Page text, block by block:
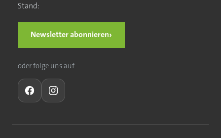
Stand:
Newsletter abonnieren›
oder folge uns auf